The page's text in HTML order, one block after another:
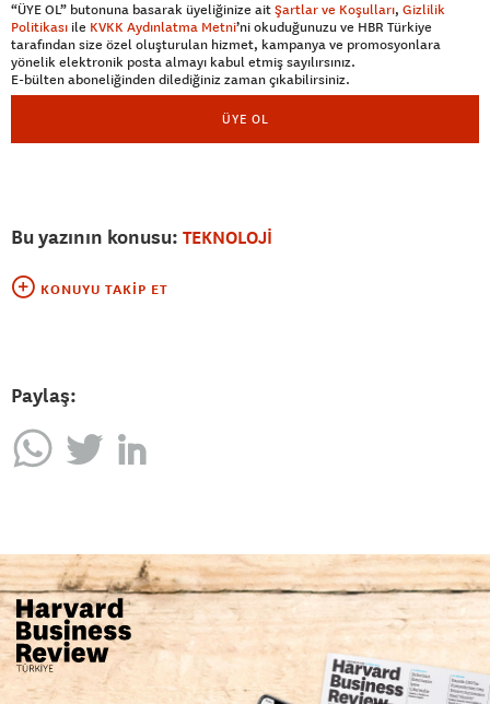
“ÜYE OL” butonuna basarak üyeliğinize aitŞartlar ve Koşulları, Gizlilik
Politikası ile KVKK Aydınlatma Metni’ni okuduğunuzu ve HBR Türkiye
tarafından size özel oluşturulan hizmet, kampanya ve promosyonlara
yönelik elektronik posta almayı kabul etmiş sayılırsınız.
E-bülten aboneliğinden dilediğiniz zaman çıkabilirsiniz.
ÜYE OL
Bu yazının konusu: TEKNOLOJİ
KONUYU TAKIP ET
Paylaş: